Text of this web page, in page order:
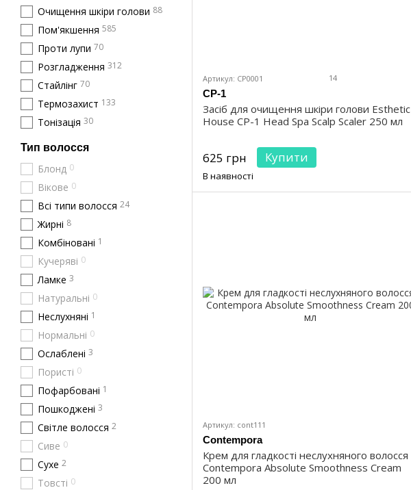
Артикул: CP0001 14
CP-1
Засіб для очищення шкіри голови Esthetic
House CP-1 Head Spa Scalp Scaler 250 мл
625 грн Купити
В наявності
Артикул: cont111
Contempora
Крем для гладкості неслухняного волосся
Contempora Absolute Smoothness Cream
200 мл
Очищення шкіри голови 88
Пом'якшення 585
Проти лупи 70
Розгладження 312
Стайлінг 70
Термозахист 133
Тонізація 30
Тип волосся
Блонд 0
Вікове 0
Всі типи волосся 24
Жирні 8
Комбіновані 1
Кучеряві 0
Ламке 3
Натуральні 0
Неслухняні 1
Нормальні 0
Ослаблені 3
Пористі 0
Пофарбовані 1
Пошкоджені 3
Світле волосся 2
Сиве 0
Сухе 2
Товсті 0